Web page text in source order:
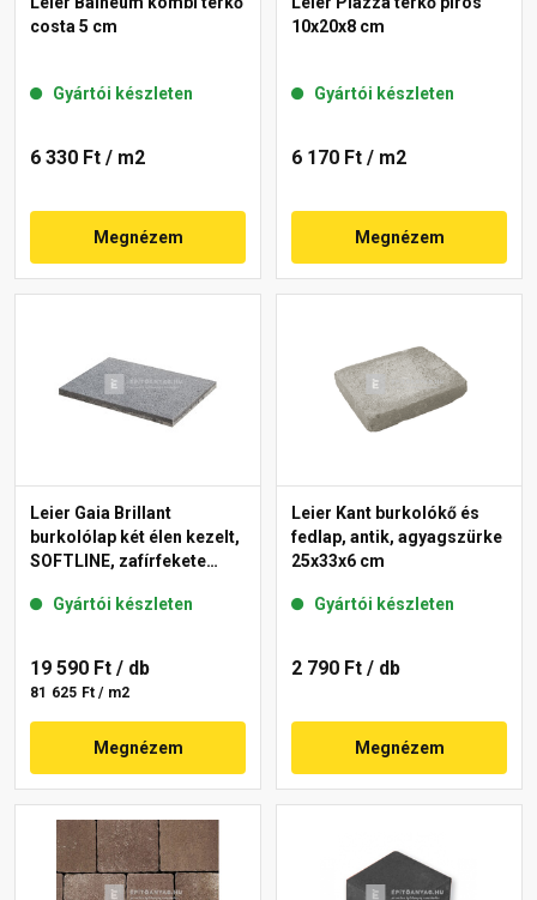
costa 5 cm
Gyártói készleten
6 330 Ft / m2
Megnézem
10x20x8 cm
Gyártói készleten
6 170 Ft / m2
Megnézem
Leier Gaia Brillant
burkolólap két élen kezelt,
SOFTLINE, zafírfekete
Gyártói készleten
19 590 Ft / db
81 625 Ft / m2
Megnézem
Leier Kant burkolókő és
fedlap, antik, agyagszürke
25x33x6 cm
Gyártói készleten
2 790 Ft / db
Megnézem